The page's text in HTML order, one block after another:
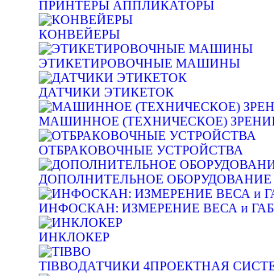
ПРИНТЕРЫ АППЛИКАТОРЫ
КОНВЕЙЕРЫ
ЭТИКЕТИРОВОЧНЫЕ МАШИНЫ
ДАТЧИКИ ЭТИКЕТОК
МАШИННОЕ (ТЕХНИЧЕСКОЕ)
ОТБРАКОВОЧНЫЕ УСТРОЙСТВА
ДОПОЛНИТЕЛЬНОЕ ОБОРУДОВАНИЕ
ИНФОСКАН: ИЗМЕРЕНИЕ ВЕСА и
ИНКЛОКЕР
TIBBOДАТЧИКИ 4ПРОЕКТНАЯ